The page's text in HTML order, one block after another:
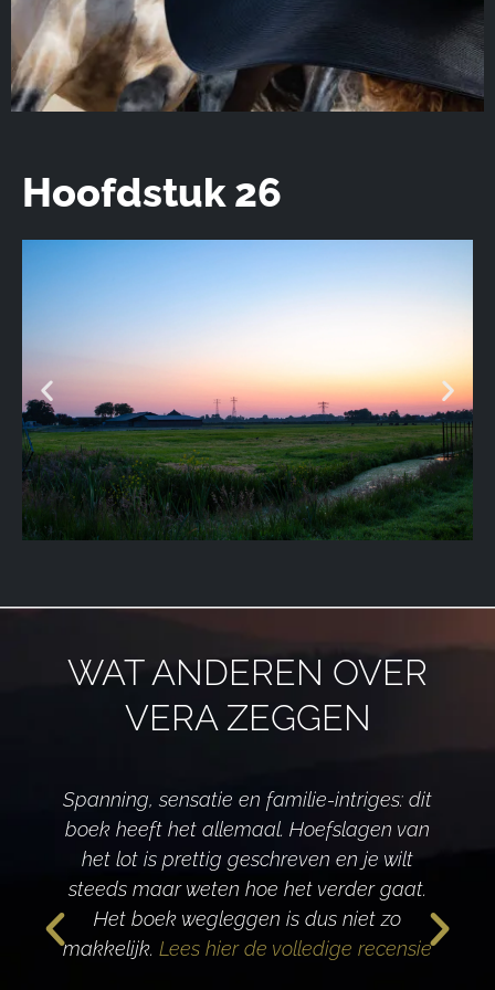
Hoofdstuk 26
WAT ANDEREN OVER
VERA ZEGGEN
Spanning, sensatie en familie-intriges: dit
boek heeft het allemaal. Hoefslagen van
het lot is prettig geschreven en je wilt
steeds maar weten hoe het verder gaat.
Het boek wegleggen is dus niet zo
makkelijk. Lees hier de volledige recensie